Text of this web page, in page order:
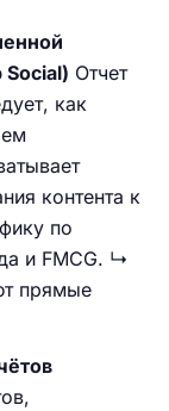
Отчет
как
контента к
по
и FMCG. ↳
прямые